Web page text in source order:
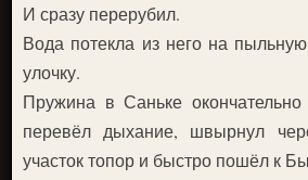
И сразу перерубил.
Вода потекла из него на
улочку.
Пружина в Саньке
перевёл дыхание, швырнул
участок топор и быстро пошёл к